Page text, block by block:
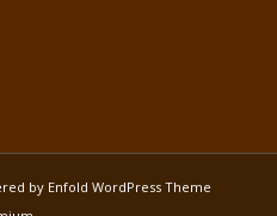
by Enfold WordPress Theme